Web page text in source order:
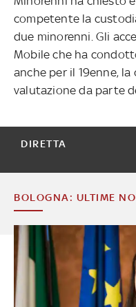
competente la
due minorenni. Gli
Mobile che ha
anche per il 19enne,
valutazione da parte
DIRETTA
BOLOGNA: ULTIME